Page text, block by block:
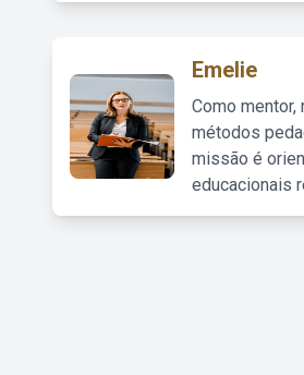
Emelie
Como
métodos
missão é
educacionais